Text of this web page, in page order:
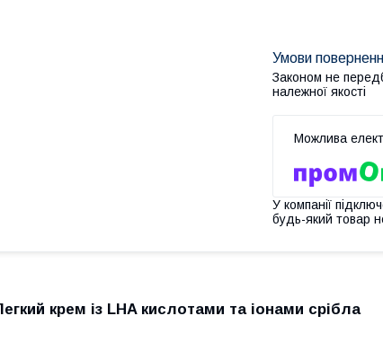
Законом не
належної якості
У компанії
будь-який товар
крем із LHA кислотами та іонами срібла